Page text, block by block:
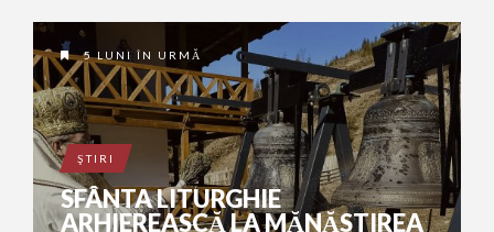
5 LUNI ÎN URMĂ
ŞTIRI
SFÂNTA LITURGHIE
ARHIEREASCĂ LA MĂNĂSTIREA